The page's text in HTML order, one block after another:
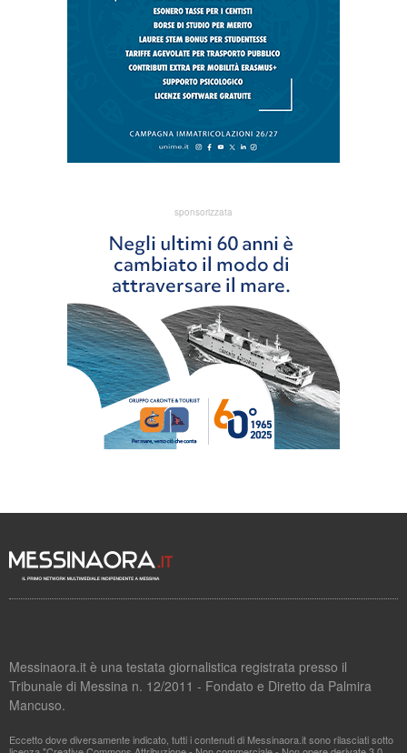
sponsorizzata
Messinaora.it è una testata giornalistica registrata presso il
Tribunale di Messina n. 12/2011 - Fondato e Diretto da Palmira
Mancuso.
Eccetto dove diversamente indicato, tutti i contenuti di Messinaora.it sono rilasciati sotto